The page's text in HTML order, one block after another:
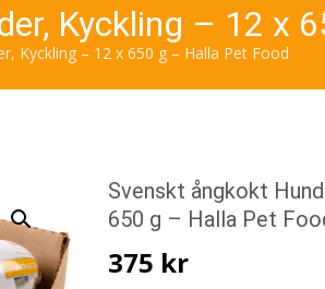
Kyckling – 12 x
Kyckling – 12 x 650 g – Halla Pet Food
Svenskt ångkokt
650 g – Halla Pet
375 kr